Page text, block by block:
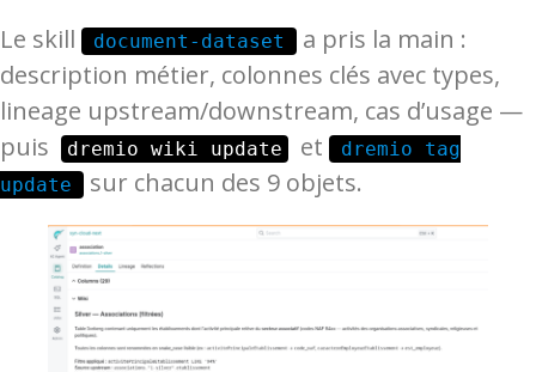
Le skill document-dataset
a pris la main :
description métier, colonnes clés avec types,
lineage upstream/downstream, cas d’usage —
puis
dremio wiki update et
dremio tag
update
sur chacun des 9 objets.